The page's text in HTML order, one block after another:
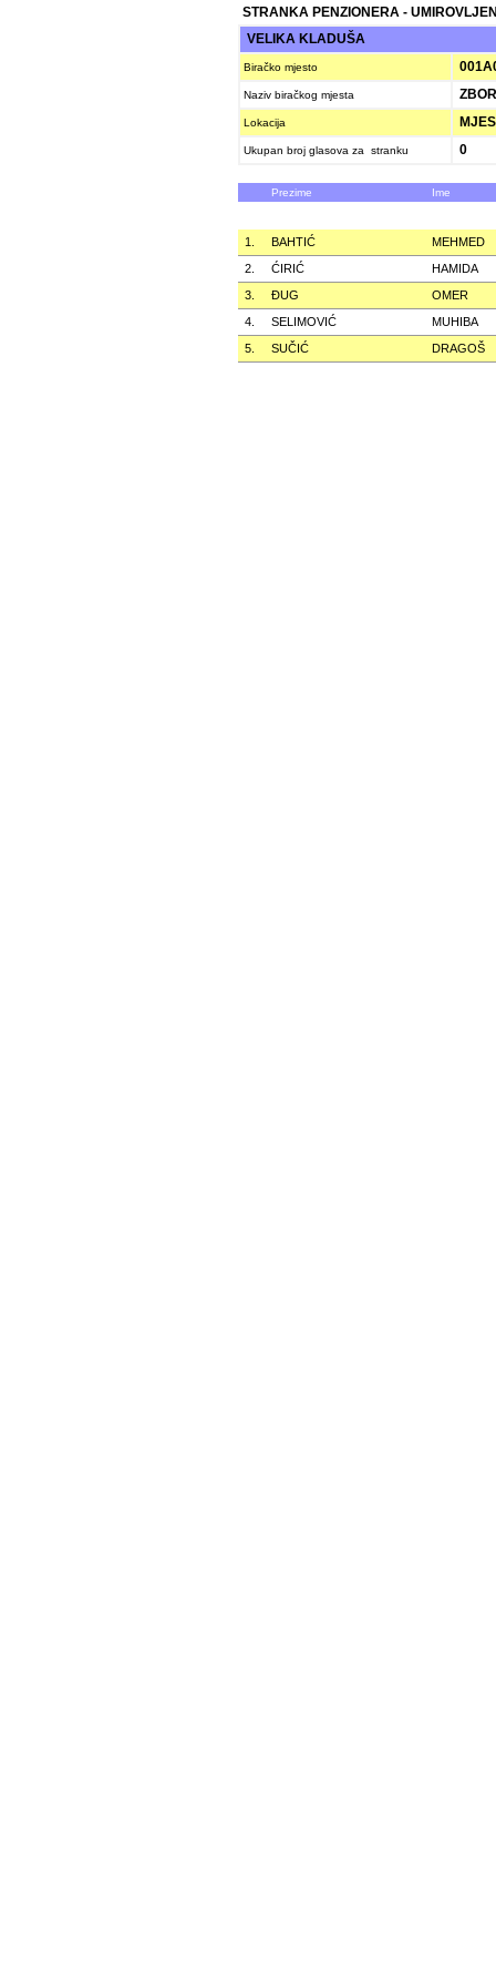
STRANKA PENZIONERA -
VELIKA KLADUŠA
Biračko mjesto
Naziv biračkog mjesta
Lokacija
Ukupan broj glasova za stranku 0
Prezime Ime
1. BAHTIĆ
MEHMED
2.
ĆIRIĆ
HAMIDA
3.
ÐUG
OMER
4.
SELIMOVIĆ
MUHIBA
5.
SUČIĆ DRAGOŠ